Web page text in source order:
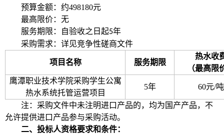
预算金额： 约498180元
最高限价：无
服务期限 ： 自验收之日起5年
采购需求：详见竞争性磋商文件
项目名称 服务期限
热水收
（最高限
鹰潭职业技术学院采购学生公寓
热水系统托管运营项目
5年 60元/吨
注：采购文件中未注明进口产品的，均为国产产品，不
允许提供进口产品参与采购活动。
二、 投标人资格要求和条件：